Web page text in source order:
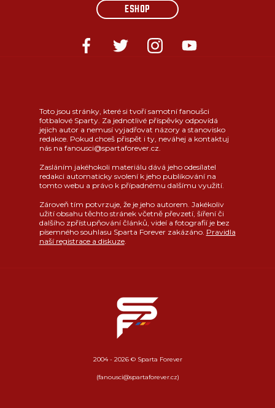
ESHOP
Toto jsou stránky, které si tvoří samotní fanoušci
fotbalové Sparty. Za jednotlivé příspěvky odpovídá
jejich autor a nemusí vyjadřovat názory a stanovisko
redakce. Pokud chceš přispět i ty, neváhej a kontaktuj
nás na fanousci@spartaforever.cz.
Zasláním jakéhokoli materiálu dává jeho odesílatel
redakci automaticky svolení k jeho publikování na
tomto webu a právo k případnému dalšímu využití.
Zároveň tím potvrzuje, že je jeho autorem. Jakékoliv
užití obsahu těchto stránek včetně převzetí, šíření či
dalšího zpřístupňování článků, videí a fotografií je bez
písemného souhlasu Sparta Forever zakázáno. Pravidla
naší registrace a diskuze.
2004 - 2026 © Sparta Forever
(fanousci@spartaforever.cz)